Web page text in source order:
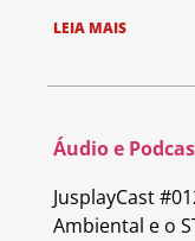
LEIA MAIS
Áudio e
JusplayCast
Ambiental e o